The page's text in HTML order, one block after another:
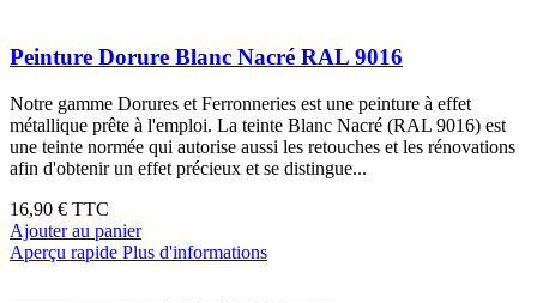
Peinture Dorure Blanc Nacré RAL 9016
Notre gamme Dorures et Ferronneries est une peinture à effet
métallique prête à l'emploi. La teinte Blanc Nacré (RAL 9016) est
une teinte normée qui autorise aussi les retouches et les rénovations
afin d'obtenir un effet précieux et se distingue...
16,90 € TTC
Ajouter au panier
Aperçu rapide Plus d'informations